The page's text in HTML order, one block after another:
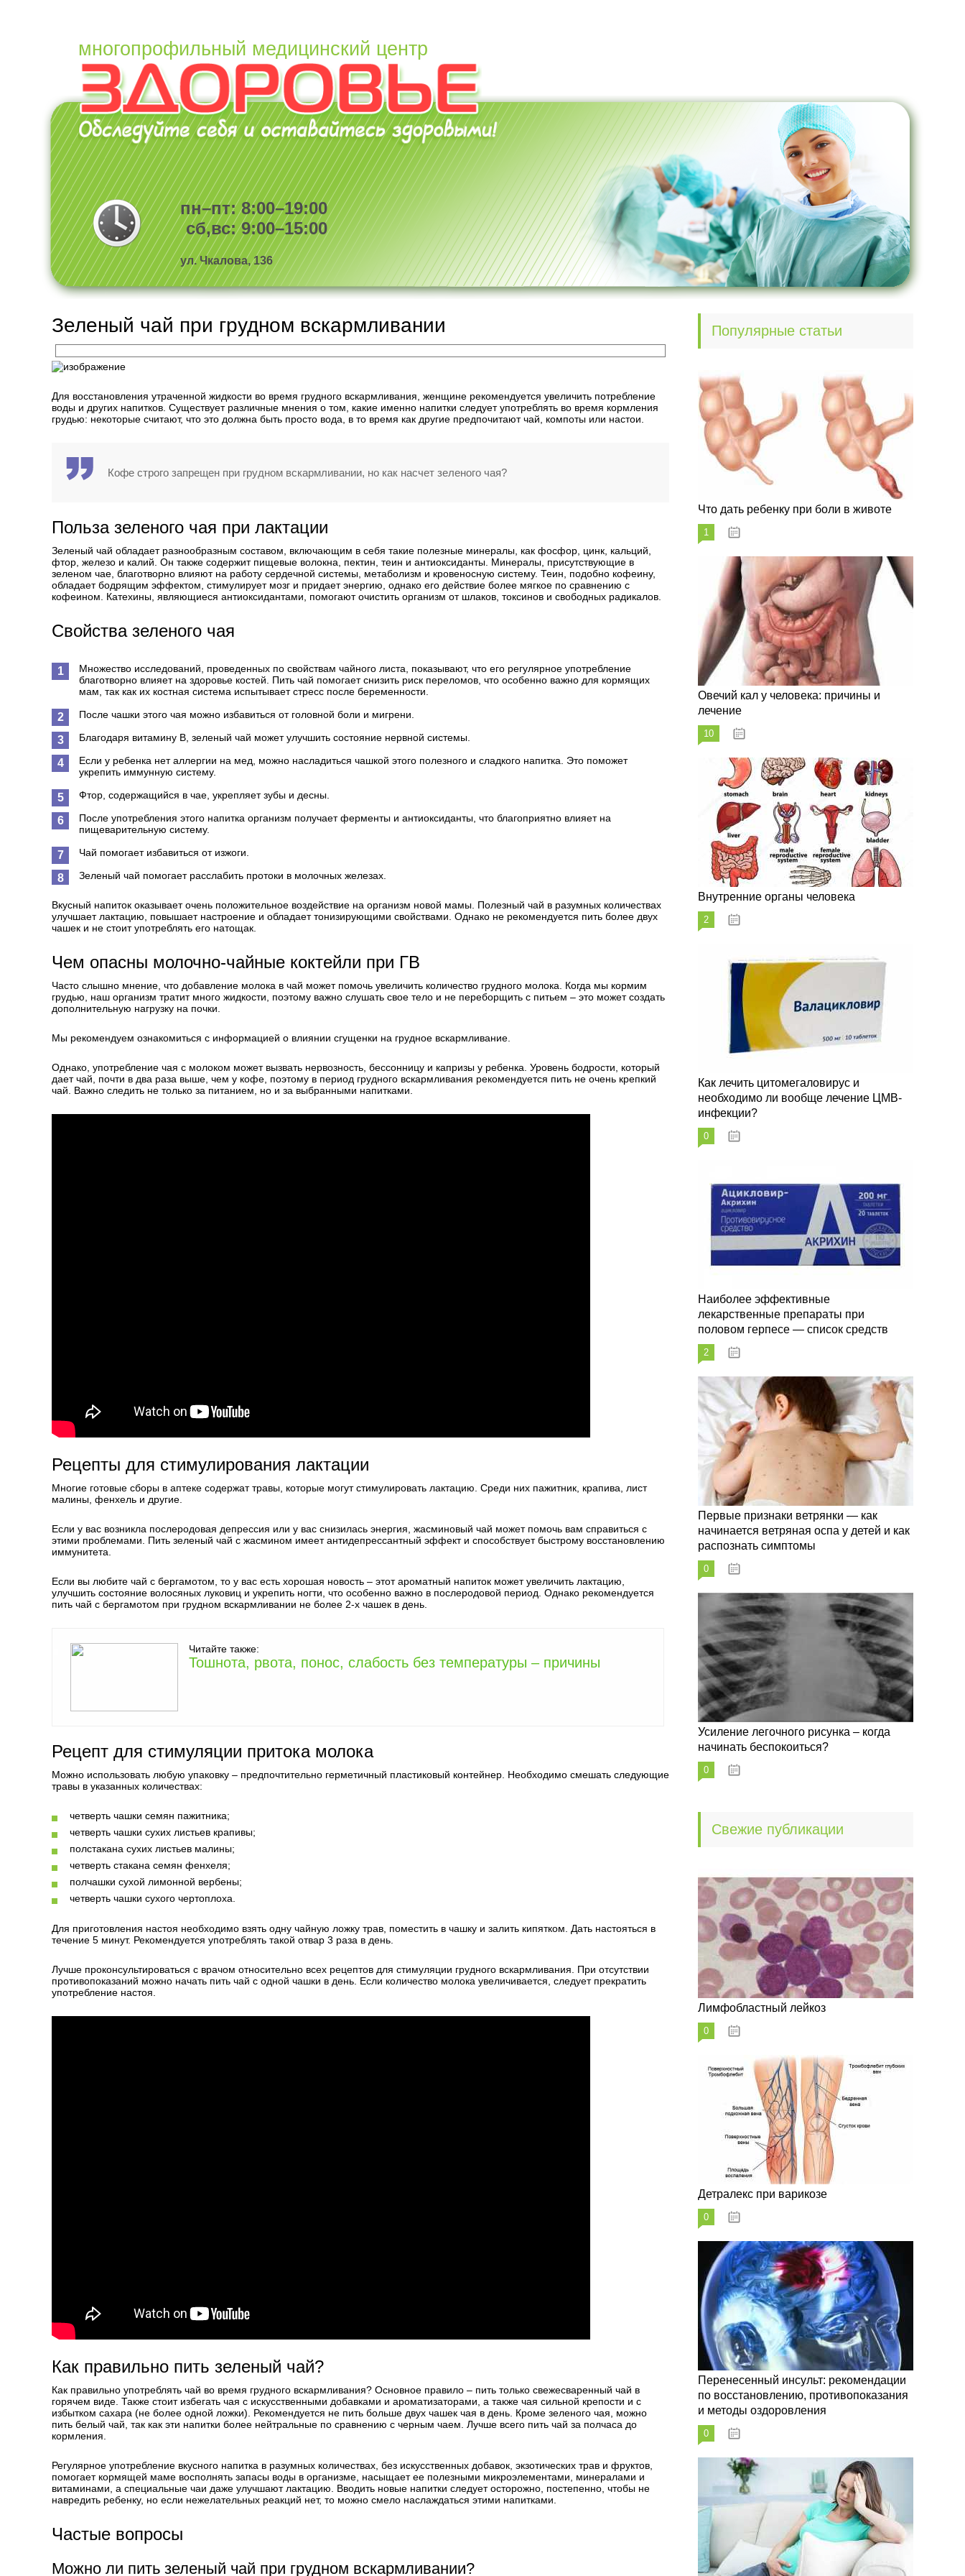
многопрофильный медицинский центр
пн–пт: 8:00–19:00
сб,вс: 9:00–15:00
ул. Чкалова, 136
Зеленый чай при грудном вскармливании
Для восстановления утраченной жидкости во время грудного вскармливания, женщине рекомендуется увеличить потребление
воды и других напитков. Существует различные мнения о том, какие именно напитки следует употреблять во время кормления
грудью: некоторые считают, что это должна быть просто вода, в то время как другие предпочитают чай, компоты или настои.
Кофе строго запрещен при грудном вскармливании, но как насчет зеленого чая?
Польза зеленого чая при лактации
Зеленый чай обладает разнообразным составом, включающим в себя такие полезные минералы, как фосфор, цинк, кальций,
фтор, железо и калий. Он также содержит пищевые волокна, пектин, теин и антиоксиданты. Минералы, присутствующие в
зеленом чае, благотворно влияют на работу сердечной системы, метаболизм и кровеносную систему. Теин, подобно кофеину,
обладает бодрящим эффектом, стимулирует мозг и придает энергию, однако его действие более мягкое по сравнению с
кофеином. Катехины, являющиеся антиоксидантами, помогают очистить организм от шлаков, токсинов и свободных радикалов.
Свойства зеленого чая
Множество исследований, проведенных по свойствам чайного листа, показывают, что его регулярное употребление
благотворно влияет на здоровье костей. Пить чай помогает снизить риск переломов, что особенно важно для кормящих
мам, так как их костная система испытывает стресс после беременности.
После чашки этого чая можно избавиться от головной боли и мигрени.
Благодаря витамину В, зеленый чай может улучшить состояние нервной системы.
Если у ребенка нет аллергии на мед, можно насладиться чашкой этого полезного и сладкого напитка. Это поможет
укрепить иммунную систему.
Фтор, содержащийся в чае, укрепляет зубы и десны.
После употребления этого напитка организм получает ферменты и антиоксиданты, что благоприятно влияет на
пищеварительную систему.
Чай помогает избавиться от изжоги.
Зеленый чай помогает расслабить протоки в молочных железах.
Вкусный напиток оказывает очень положительное воздействие на организм новой мамы. Полезный чай в разумных количествах
улучшает лактацию, повышает настроение и обладает тонизирующими свойствами. Однако не рекомендуется пить более двух
чашек и не стоит употреблять его натощак.
Чем опасны молочно-чайные коктейли при ГВ
Часто слышно мнение, что добавление молока в чай может помочь увеличить количество грудного молока. Когда мы кормим
грудью, наш организм тратит много жидкости, поэтому важно слушать свое тело и не переборщить с питьем – это может создать
дополнительную нагрузку на почки.
Мы рекомендуем ознакомиться с информацией о влиянии сгущенки на грудное вскармливание.
Однако, употребление чая с молоком может вызвать нервозность, бессонницу и капризы у ребенка. Уровень бодрости, который
дает чай, почти в два раза выше, чем у кофе, поэтому в период грудного вскармливания рекомендуется пить не очень крепкий
чай. Важно следить не только за питанием, но и за выбранными напитками.
Рецепты для стимулирования лактации
Многие готовые сборы в аптеке содержат травы, которые могут стимулировать лактацию. Среди них пажитник, крапива, лист
малины, фенхель и другие.
Если у вас возникла послеродовая депрессия или у вас снизилась энергия, жасминовый чай может помочь вам справиться с
этими проблемами. Пить зеленый чай с жасмином имеет антидепрессантный эффект и способствует быстрому восстановлению
иммунитета.
Если вы любите чай с бергамотом, то у вас есть хорошая новость – этот ароматный напиток может увеличить лактацию,
улучшить состояние волосяных луковиц и укрепить ногти, что особенно важно в послеродовой период. Однако рекомендуется
пить чай с бергамотом при грудном вскармливании не более 2-х чашек в день.
Читайте также:
Тошнота, рвота, понос, слабость без температуры – причины
Рецепт для стимуляции притока молока
Можно использовать любую упаковку – предпочтительно герметичный пластиковый контейнер. Необходимо смешать следующие
травы в указанных количествах:
четверть чашки семян пажитника;
четверть чашки сухих листьев крапивы;
полстакана сухих листьев малины;
четверть стакана семян фенхеля;
полчашки сухой лимонной вербены;
четверть чашки сухого чертоплоха.
Для приготовления настоя необходимо взять одну чайную ложку трав, поместить в чашку и залить кипятком. Дать настояться в
течение 5 минут. Рекомендуется употреблять такой отвар 3 раза в день.
Лучше проконсультироваться с врачом относительно всех рецептов для стимуляции грудного вскармливания. При отсутствии
противопоказаний можно начать пить чай с одной чашки в день. Если количество молока увеличивается, следует прекратить
употребление настоя.
Как правильно пить зеленый чай?
Как правильно употреблять чай во время грудного вскармливания? Основное правило – пить только свежесваренный чай в
горячем виде. Также стоит избегать чая с искусственными добавками и ароматизаторами, а также чая сильной крепости и с
избытком сахара (не более одной ложки). Рекомендуется не пить больше двух чашек чая в день. Кроме зеленого чая, можно
пить белый чай, так как эти напитки более нейтральные по сравнению с черным чаем. Лучше всего пить чай за полчаса до
кормления.
Регулярное употребление вкусного напитка в разумных количествах, без искусственных добавок, экзотических трав и фруктов,
помогает кормящей маме восполнять запасы воды в организме, насыщает ее полезными микроэлементами, минералами и
витаминами, а специальные чаи даже улучшают лактацию. Вводить новые напитки следует осторожно, постепенно, чтобы не
навредить ребенку, но если нежелательных реакций нет, то можно смело наслаждаться этими напитками.
Частые вопросы
Можно ли пить зеленый чай при грудном вскармливании?
Популярные статьи
Что дать ребенку при боли в животе
1
Овечий кал у человека: причины и
лечение
10
Внутренние органы человека
2
Как лечить цитомегаловирус и
необходимо ли вообще лечение ЦМВ-
инфекции?
0
Наиболее эффективные
лекарственные препараты при
половом герпесе — список средств
2
Первые признаки ветрянки — как
начинается ветряная оспа у детей и как
распознать симптомы
0
Усиление легочного рисунка – когда
начинать беспокоиться?
0
Свежие публикации
Лимфобластный лейкоз
0
Детралекс при варикозе
0
Перенесенный инсульт: рекомендации
по восстановлению, противопоказания
и методы оздоровления
0